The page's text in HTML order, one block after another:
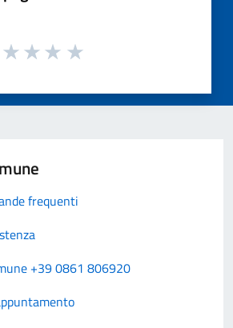
frequenti
+39 0861 806920